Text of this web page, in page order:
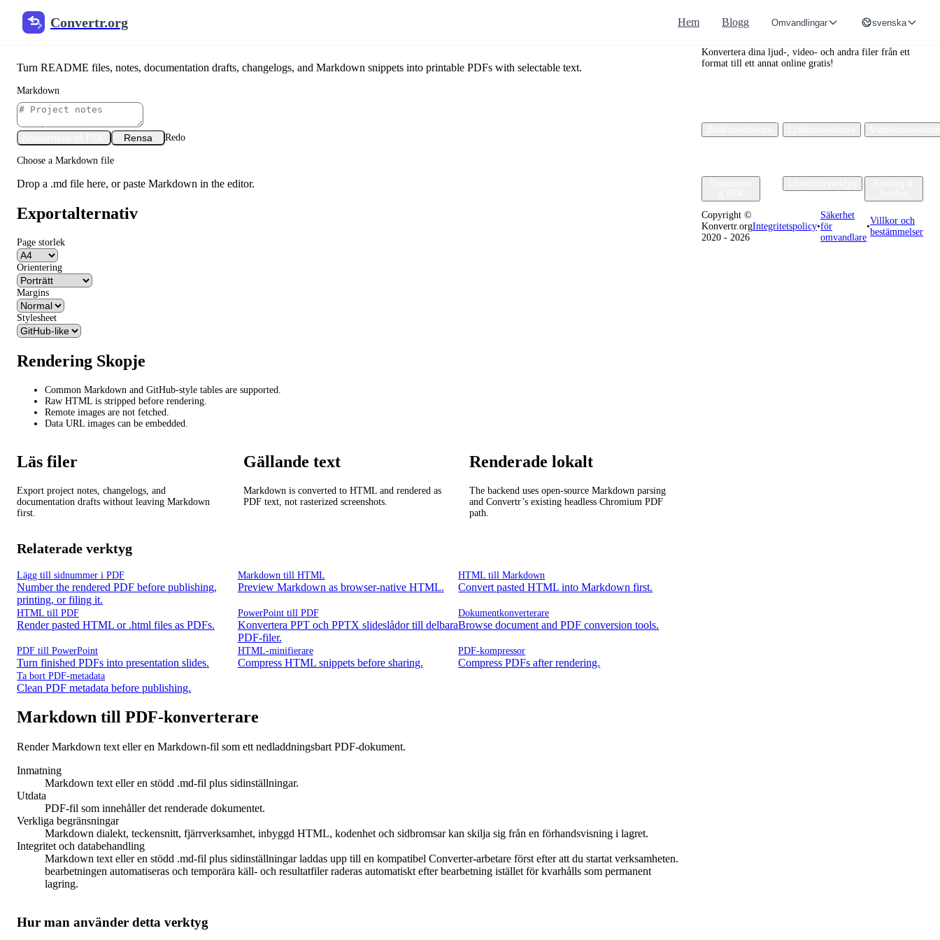
Convertr.org Hem Blogg Omvandlingar svenska
Markdown till PDF-konverterare
Turn README files, notes, documentation drafts, changelogs, and Markdown snippets into printable PDFs with selectable text.
Markdown
Rensa Redo
Choose a Markdown file
Drop a .md file here, or paste Markdown in the editor.
Exportalternativ
Page storlek
Orientering
Margins
Stylesheet
Rendering Skopje
Common Markdown and GitHub-style tables are supported.
Raw HTML is stripped before rendering.
Remote images are not fetched.
Data URL images can be embedded.
Läs filer
Export project notes, changelogs, and
documentation drafts without leaving Markdown
first.
Gällande text
Markdown is converted to HTML and rendered as
PDF text, not rasterized screenshots.
Renderade lokalt
The backend uses open-source Markdown parsing
and Convertr’s existing headless Chromium PDF
path.
Relaterade verktyg
Lägg till sidnummer i PDF
Number the rendered PDF before publishing,
printing, or filing it.
Markdown till HTML
Preview Markdown as browser-native HTML.
HTML till Markdown
Convert pasted HTML into Markdown first.
HTML till PDF
Render pasted HTML or .html files as PDFs.
PowerPoint till PDF
Konvertera PPT och PPTX slideslådor till delbara
PDF-filer.
Dokumentkonverterare
Browse document and PDF conversion tools.
PDF till PowerPoint
Turn finished PDFs into presentation slides.
HTML-minifierare
Compress HTML snippets before sharing.
PDF-kompressor
Compress PDFs after rendering.
Ta bort PDF-metadata
Clean PDF metadata before publishing.
Markdown till PDF-konverterare
Render Markdown text eller en Markdown-fil som ett nedladdningsbart PDF-dokument.
Inmatning
Markdown text eller en stödd .md-fil plus sidinställningar.
Utdata
PDF-fil som innehåller det renderade dokumentet.
Verkliga begränsningar
Markdown dialekt, teckensnitt, fjärrverksamhet, inbyggd HTML, kodenhet och sidbromsar kan skilja sig från en förhandsvisning i lagret.
Integritet och databehandling
Markdown text eller en stödd .md-fil plus sidinställningar laddas upp till en kompatibel Converter-arbetare först efter att du startat verksamheten.
bearbetningen automatiseras och temporära käll- och resultatfiler raderas automatiskt efter bearbetning istället för kvarhålls som permanent
lagring.
Hur man använder detta verktyg
Convertr.org
Konvertera dina ljud-, video- och andra filer från ett
format till ett annat online gratis!
Copyright ©
Konvertr.org
2020 - 2026
Integritetspolicy•
Säkerhet
för
omvandlare
•
Villkor och
bestämmelser